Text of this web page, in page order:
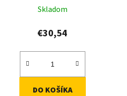
Skladom
€30,54
DO KOŠÍKA